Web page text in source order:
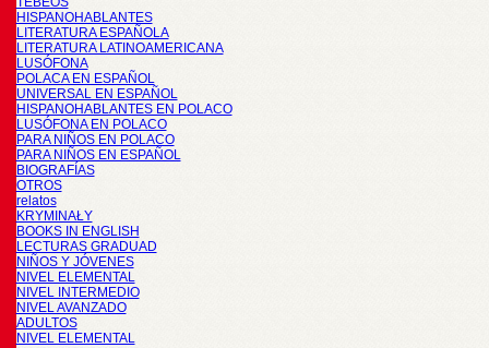
HISPANOHABLANTES
LITERATURA ESPAÑOLA
LITERATURA LATINOAMERICANA
LUSÓFONA
POLACA EN ESPAÑOL
UNIVERSAL EN ESPAÑOL
HISPANOHABLANTES EN POLACO
LUSÓFONA EN POLACO
PARA NIÑOS EN POLACO
PARA NIÑOS EN ESPAÑOL
BIOGRAFÍAS
OTROS
relatos
KRYMINAŁY
BOOKS IN ENGLISH
LECTURAS GRADUAD
NIÑOS Y JÓVENES
NIVEL ELEMENTAL
NIVEL INTERMEDIO
NIVEL AVANZADO
ADULTOS
NIVEL ELEMENTAL